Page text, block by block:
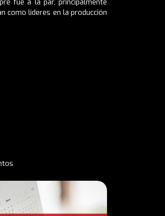
como lideres en la producción